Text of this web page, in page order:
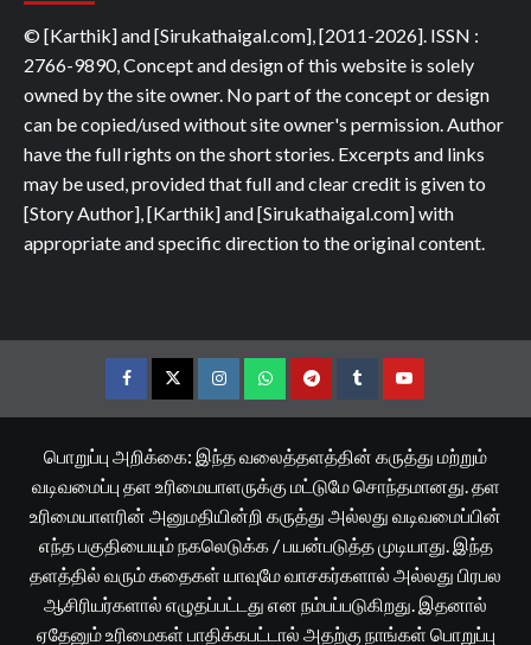
© [Karthik] and [Sirukathaigal.com], [2011-2026]. ISSN :
2766-9890, Concept and design of this website is solely
owned by the site owner. No part of the concept or design
can be copied/used without site owner's permission. Author
have the full rights on the short stories. Excerpts and links
may be used, provided that full and clear credit is given to
[Story Author], [Karthik] and [Sirukathaigal.com] with
appropriate and specific direction to the original content.
FacebookTwitterInstagramWhatsappTelegramTumblrYouTube
பொறுப்பு அறிக்கை: இந்த வலைத்தளத்தின் கருத்து மற்றும்
வடிவமைப்பு தள உரிமையாளருக்கு மட்டுமே சொந்தமானது. தள
உரிமையாளரின் அனுமதியின்றி கருத்து அல்லது வடிவமைப்பின்
எந்த பகுதியையும் நகலெடுக்க / பயன்படுத்த முடியாது. இந்த
தளத்தில் வரும் கதைகள் யாவுமே வாசகர்களால் அல்லது பிரபல
ஆசிரியர்களால் எழுதப்பட்டது என நம்பப்படுகிறது. இதனால்
ஏதேனும் உரிமைகள் பாதிக்கபட்டால் அதற்கு நாங்கள் பொறுப்பு